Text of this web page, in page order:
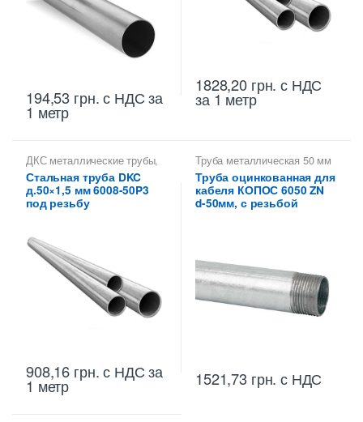
194,53 грн.с НДС за
1 метр
1828,20 грн. с НДС
за 1 метр
ДКС металлические трубы,
Труба металлическая 50 мм
для электропроводки
Стальная труба DKC
д.50×1,5 мм 6008-50P3
под резьбу
908,16 грн.с НДС за
1 метр
Труба металлическая 50 мм
для электропроводки
Труба оцинкованная для
кабеля КОПОС 6050 ZN
d-50мм, с резьбой
1521,73 грн. с НДС